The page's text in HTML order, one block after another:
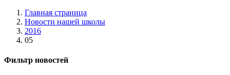
Главная страница
Новости нашей школы
2016
05
Фильтр новостей